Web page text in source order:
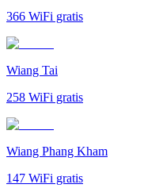
366 WiFi gratis
Wiang Tai
258 WiFi gratis
Wiang Phang Kham
147 WiFi gratis